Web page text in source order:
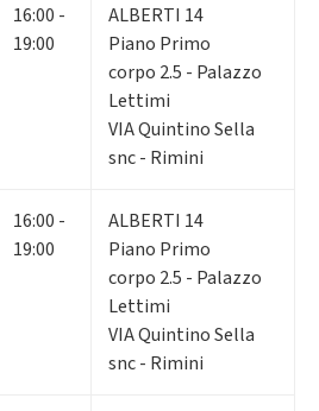
16:00 -
19:00
ALBERTI 14
Piano Primo
corpo 2.5 - Palazzo
Lettimi
VIA Quintino Sella
snc - Rimini
16:00 -
19:00
ALBERTI 14
Piano Primo
corpo 2.5 - Palazzo
Lettimi
VIA Quintino Sella
snc - Rimini